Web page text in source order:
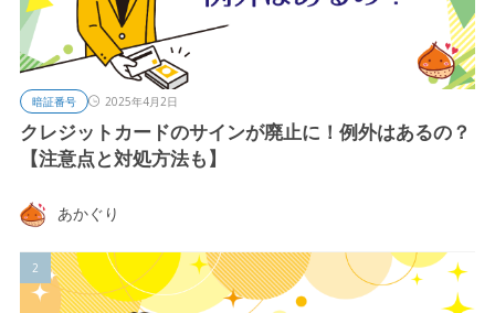
暗証番号 2025年4月2日
クレジットカードのサインが廃止に！例外はあるの？
【注意点と対処方法も】
あかぐり